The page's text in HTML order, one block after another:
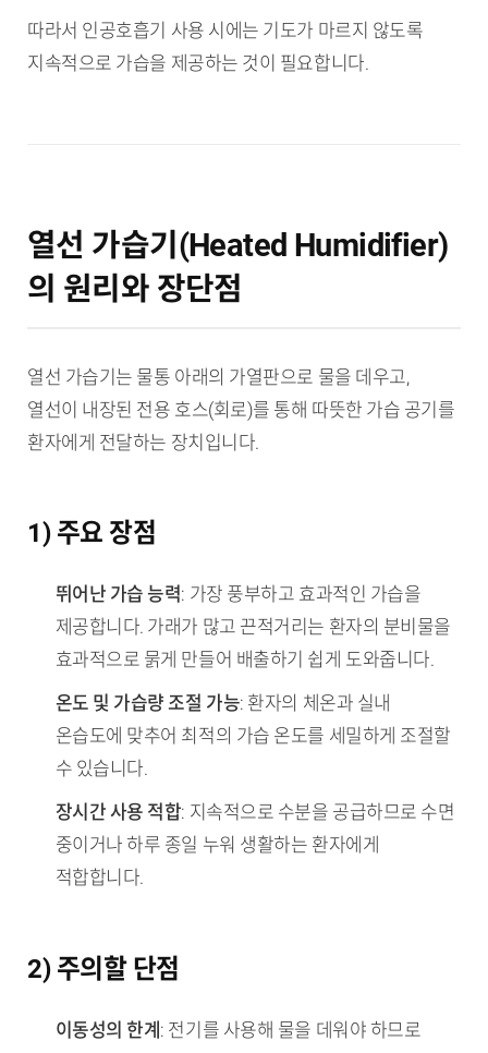
따라서 인공호흡기 사용 시에는 기도가 마르지 않도록
지속적으로 가습을 제공하는 것이 필요합니다.
열선 가습기(Heated Humidifier)
의 원리와 장단점
열선 가습기는 물통 아래의 가열판으로 물을 데우고,
열선이 내장된 전용 호스(회로)를 통해 따뜻한 가습 공기를
환자에게 전달하는 장치입니다.
1) 주요 장점
뛰어난 가습 능력: 가장 풍부하고 효과적인 가습을
제공합니다. 가래가 많고 끈적거리는 환자의 분비물을
효과적으로 묽게 만들어 배출하기 쉽게 도와줍니다.
온도 및 가습량 조절 가능: 환자의 체온과 실내
온습도에 맞추어 최적의 가습 온도를 세밀하게 조절할
수 있습니다.
장시간 사용 적합: 지속적으로 수분을 공급하므로 수면
중이거나 하루 종일 누워 생활하는 환자에게
적합합니다.
2) 주의할 단점
이동성의 한계 : 전기를 사용해 물을 데워야 하므로